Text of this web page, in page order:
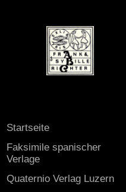
Startseite
Faksimile spanischer
Verlage
Quaternio Verlag Luzern